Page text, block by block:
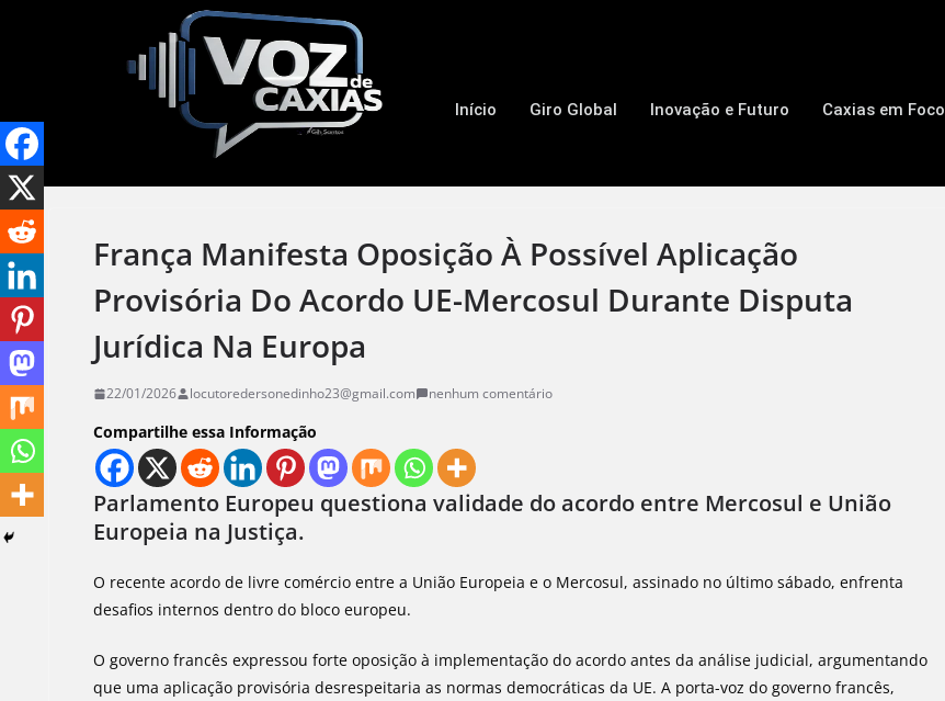
Início Giro Global Inovação e Futuro Caxias em Foco
França Manifesta Oposição À Possível Aplicação
Provisória Do Acordo UE-Mercosul Durante Disputa
Jurídica Na Europa
22/01/2026 locutoredersonedinho23@gmail.com nenhum comentário
Compartilhe essa Informação
Parlamento Europeu questiona validade do acordo entre Mercosul e União
Europeia na Justiça.
O recente acordo de livre comércio entre a União Europeia e o Mercosul, assinado no último sábado, enfrenta
desafios internos dentro do bloco europeu.
O governo francês expressou forte oposição à implementação do acordo antes da análise judicial, argumentando
que uma aplicação provisória desrespeitaria as normas democráticas da UE. A porta-voz do governo francês,